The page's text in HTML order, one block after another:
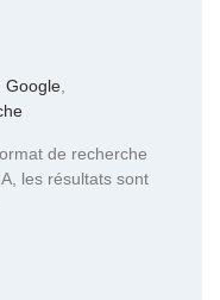
Google,
de recherche
les résultats sont